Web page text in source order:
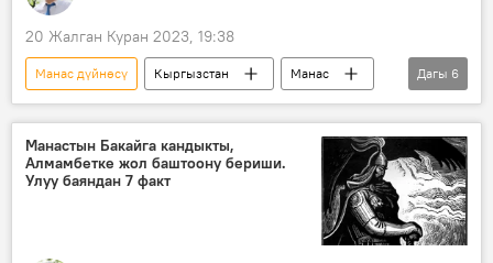
20 Жалган Куран 2023, 19:38
Манас дүйнөсү Кыргызстан
Манас
кырк чоро
Каныкей
Алмамбет
Кытай
Кыргыздын көркөм өнөрү, белгилүү инсандары жөнүндө фактылар
Дагы 6
Mанастын Бакайга кандыкты,
Алмамбетке жол баштоону бериши.
Улуу баяндан 7 факт